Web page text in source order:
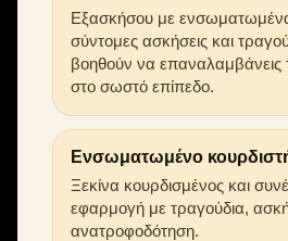
Εξασκήσου με
σύντομες ασκήσεις και
βοηθούν να
στο σωστό επίπεδο.
Ενσωματωμένο
Ξεκίνα κουρδισμένος και
εφαρμογή με τραγούδια,
ανατροφοδότηση.